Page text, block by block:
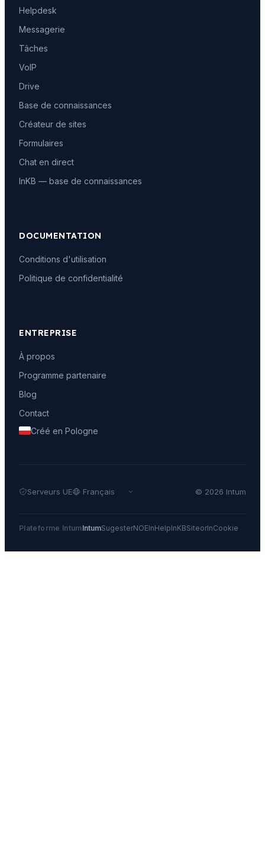
Helpdesk
Messagerie
Tâches
VoIP
Drive
Base de connaissances
Créateur de sites
Formulaires
Chat en direct
InKB — base de connaissances
DOCUMENTATION
Conditions d'utilisation
Politique de confidentialité
ENTREPRISE
À propos
Programme partenaire
Blog
Contact
Créé en Pologne
Serveurs UE © 2026 Intum
Plateforme IntumIntumSugesterNOEInHelpInKBSiteorInCookie